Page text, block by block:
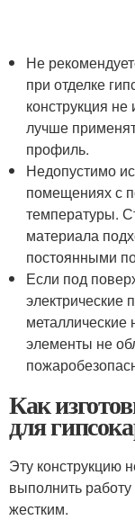
Не
при отделке
конструкция не
лучше
профиль.
Недопустимо
помещениях с
температуры.
материала
постоянными
Если под
электрические
элементы не
Как
для
Эту конструкцию
выполнить
жестким.